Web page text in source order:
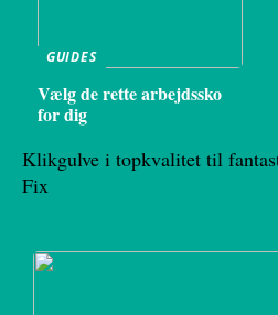
GUIDES
Vælg de rette arbejdssko
for dig
Klikgulve i topkvalitet til
Fix